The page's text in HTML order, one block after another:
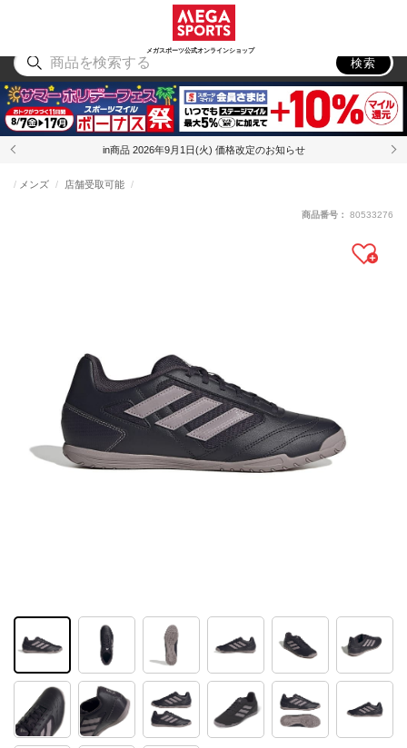
メガスポーツ公式オンラインショップ
アウトドア
検索
in商品 2026年9月1日(火) 価格改定のお知らせ
メンズ 店舗受取可能
商品番号： 80533276